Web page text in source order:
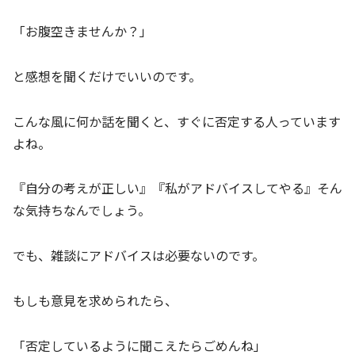
「お腹空きませんか？」
と感想を聞くだけでいいのです。
こんな風に何か話を聞くと、すぐに否定する人っています
よね。
『自分の考えが正しい』『私がアドバイスしてやる』そん
な気持ちなんでしょう。
でも、雑談にアドバイスは必要ないのです。
もしも意見を求められたら、
「否定しているように聞こえたらごめんね」